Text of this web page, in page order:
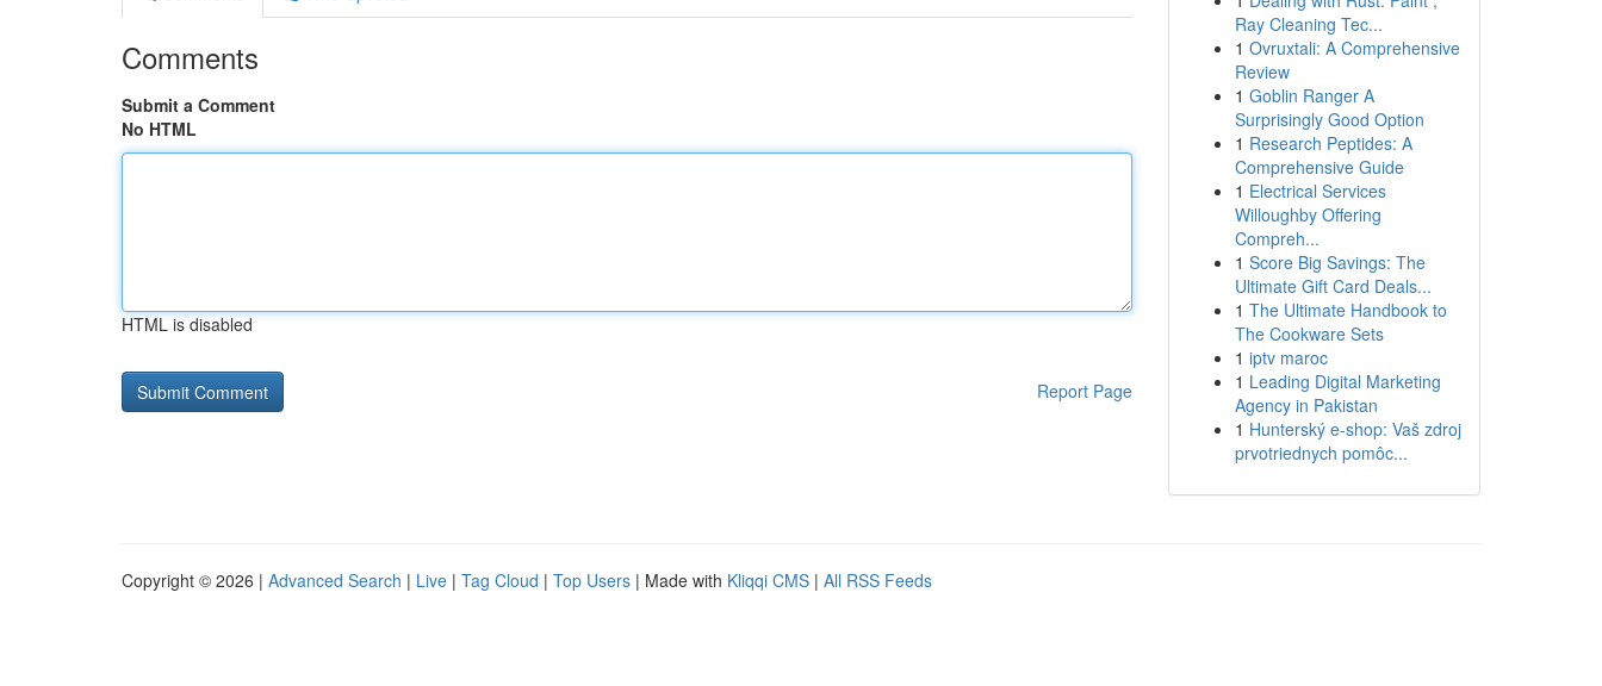
Comments
Submit a Comment
No HTML
HTML is disabled
Report Page
Ray Cleaning Tec...
1 Ovruxtali: A Comprehensive
Review
1 Goblin Ranger A
Surprisingly Good Option
1 Research Peptides: A
Comprehensive Guide
1 Electrical Services
Willoughby Offering
Compreh...
1 Score Big Savings: The
Ultimate Gift Card Deals...
1 The Ultimate Handbook to
The Cookware Sets
1 iptv maroc
1 Leading Digital Marketing
Agency in Pakistan
1 Hunterský e-shop: Vaš zdroj
prvotriednych pomôc...
Copyright © 2026 | Advanced Search | Live | Tag Cloud | Top Users | Made with Kliqqi CMS | All RSS Feeds